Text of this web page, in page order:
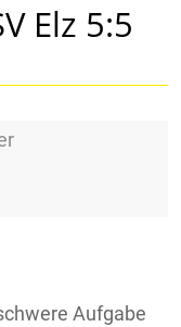
Elz 5:5
Aufgabe